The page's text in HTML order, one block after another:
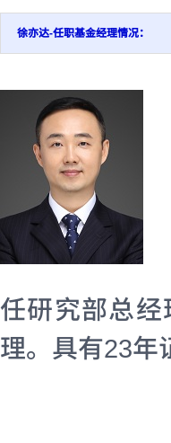
徐亦达-任职基金经理情况：
任研究部总
理。具有23年